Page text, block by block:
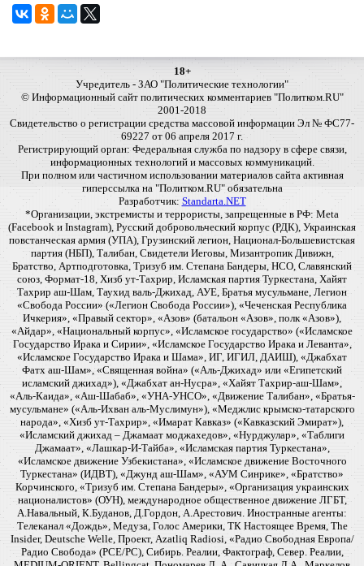
18+
Учредитель - ЗАО "Политические технологии"
© Информационный сайт политических комментариев "Политком.RU"
2001-2018
Свидетельство о регистрации средства массовой информации Эл № ФС77-
69227 от 06 апреля 2017 г.
Регистрирующий орган: Федеральная служба по надзору в сфере связи,
информационных технологий и массовых коммуникаций.
При полном или частичном использовании материалов сайта активная
гиперссылка на "Политком.RU" обязательна
Разработчик: Standarta.NET
*Организации, экстремисты и террористы, запрещенные в РФ: Meta
(Facebook и Instagram), Русский добровольческий корпус (РДК), Украинская
повстанческая армия (УПА), Грузинский легион, Национал-Большевистская
партия (НБП), Талибан, Свидетели Иеговы, Мизантропик Дивижн,
Братство, Артподготовка, Тризуб им. Степана Бандеры, НСО, Славянский
союз, Формат-18, Хизб ут-Тахрир, Исламская партия Туркестана, Хайят
Тахрир аш-Шам, Таухид валь-Джихад, АУЕ, Братья мусульмане, Легион
«Свобода России» («Легион Свобода России»), «Чеченская Республика
Ичкерия», «Правый сектор», «Азов» (батальон «Азов», полк «Азов»),
«Айдар», «Национальный корпус», «Исламское государство» («Исламское
Государство Ирака и Сирии», «Исламское Государство Ирака и Леванта»,
«Исламское Государство Ирака и Шама», ИГ, ИГИЛ, ДАИШ), «Джабхат
Фатх аш-Шам», «Священная война» («Аль-Джихад» или «Египетский
исламский джихад»), «Джабхат ан-Нусра», «Хайят Тахрир-аш-Шам»,
«Аль-Каида», «Аш-Шабаб», «УНА-УНСО», «Движение Талибан», «Братья-
мусульмане» («Аль-Ихван аль-Муслимун»), «Меджлис крымско-татарского
народа», «Хизб ут-Тахрир», «Имарат Кавказ» («Кавказский Эмират»),
«Исламский джихад – Джамаат моджахедов», «Нурджулар», «Таблиги
Джамаат», «Лашкар-И-Тайба», «Исламская партия Туркестана»,
«Исламское движение Узбекистана», «Исламское движение Восточного
Туркестана» (ИДВТ), «Джунд аш-Шам», «АУМ Синрике», «Братство»
Корчинского, «Тризуб им. Степана Бандеры», «Организация украинских
националистов» (ОУН), международное общественное движение ЛГБТ,
А.Навальный, К.Буданов, Д.Гордон, А.Арестович. Иностранные агенты:
Телеканал «Дождь», Медуза, Голос Америки, ТК Настоящее Время, The
Insider, Deutsche Welle, Проект, Azatliq Radiosi, «Радио Свободная Европа/
Радио Свобода» (PCE/PC), Сибирь. Реалии, Фактограф, Север. Реалии,